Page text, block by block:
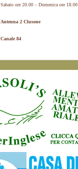
Sabato ore 20.00 – Domenica ore 18.00
Antenna 2 Clusone
Canale 84